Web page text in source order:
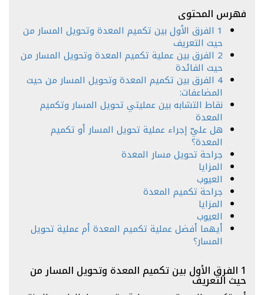
فهرس المحتوى
1 الفرق الأول بين تكميم المعدة وتحويل المسار من
حيث التعريف
2 الفرق بين عملية تكميم المعدة وتحويل المسار من
حيث الفائدة
4 الفرق بين تكميم المعدة وتحويل المسار من حيث
المضاعفات:
نقاط التشابه بين عمليتي تحويل المسار وتكميم
المعدة
هل عليّ إجراء عملية تحويل المسار أو تكميم
المعدة؟
جراحة تحويل مسار المعدة
المزايا
العيوب
جراحة تكميم المعدة
المزايا
العيوب
أيهما أفضل عملية تكميم المعدة أم عملية تحويل
المسار؟
1 الفرق الأول بين تكميم المعدة وتحويل المسار من
حيث التعريف